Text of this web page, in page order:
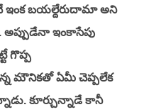
బయల్దేరుదామా అని
ఇంకాసేపు
గొప్ప
మౌనికతో ఏమీ చెప్పలేక
కూర్చున్నాడే కానీ